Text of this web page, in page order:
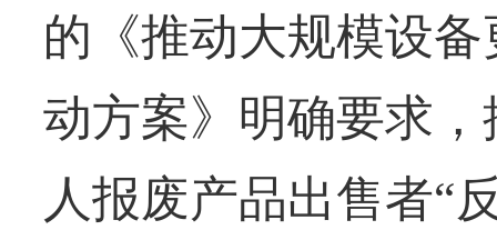
的《推动大规模设
动方案》明确要求
人报废产品出售者“